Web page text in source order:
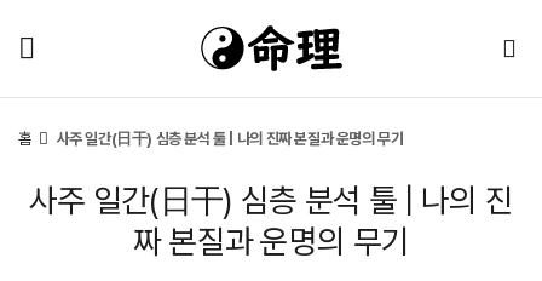
홈 사주 일간(日干) 심층 분석 툴 | 나의 진짜 본질과 운명의 무기
사주 일간(日干) 심층 분석 툴 | 나의 진
짜 본질과 운명의 무기